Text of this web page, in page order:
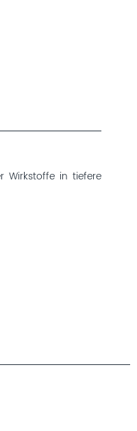
Wirkstoffe in tiefere